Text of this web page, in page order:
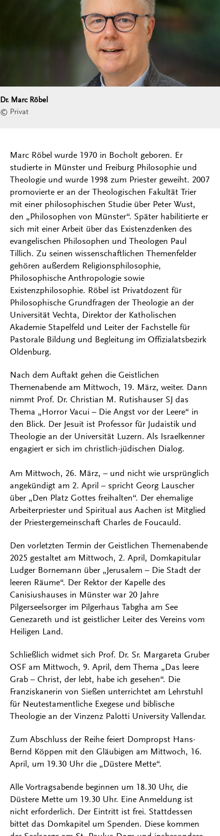
Dr. Marc Röbel
© Privat
Marc Röbel wurde 1970 in Bocholt geboren. Er
studierte in Münster und Freiburg Philosophie und
Theologie und wurde 1998 zum Priester geweiht. 2007
promovierte er an der Theologischen Fakultät Trier
mit einer philosophischen Studie über Peter Wust,
den „Philosophen von Münster“. Später habilitierte er
sich mit einer Arbeit über das Existenzdenken des
evangelischen Philosophen und Theologen Paul
Tillich. Zu seinen wissenschaftlichen Themenfelder
gehören außerdem Religionsphilosophie,
Philosophische Anthropologie sowie
Existenzphilosophie. Röbel ist Privatdozent für
Philosophische Grundfragen der Theologie an der
Universität Vechta, Direktor der Katholischen
Akademie Stapelfeld und Leiter der Fachstelle für
Pastorale Bildung und Begleitung im Offizialatsbezirk
Oldenburg.
Nach dem Auftakt gehen die Geistlichen
Themenabende am Mittwoch, 19. März, weiter. Dann
nimmt Prof. Dr. Christian M. Rutishauser SJ das
Thema „Horror Vacui – Die Angst vor der Leere“ in
den Blick. Der Jesuit ist Professor für Judaistik und
Theologie an der Universität Luzern. Als Israelkenner
engagiert er sich im christlich-jüdischen Dialog.
Am Mittwoch, 26. März, – und nicht wie ursprünglich
angekündigt am 2. April – spricht Georg Lauscher
über „Den Platz Gottes freihalten“. Der ehemalige
Arbeiterpriester und Spiritual aus Aachen ist Mitglied
der Priestergemeinschaft Charles de Foucauld.
Den vorletzten Termin der Geistlichen Themenabende
2025 gestaltet am Mittwoch, 2. April, Domkapitular
Ludger Bornemann über „Jerusalem – Die Stadt der
leeren Räume“. Der Rektor der Kapelle des
Canisiushauses in Münster war 20 Jahre
Pilgerseelsorger im Pilgerhaus Tabgha am See
Genezareth und ist geistlicher Leiter des Vereins vom
Heiligen Land.
Schließlich widmet sich Prof. Dr. Sr. Margareta Gruber
OSF am Mittwoch, 9. April, dem Thema „Das leere
Grab – Christ, der lebt, habe ich gesehen“. Die
Franziskanerin von Sießen unterrichtet am Lehrstuhl
für Neutestamentliche Exegese und biblische
Theologie an der Vinzenz Palotti University Vallendar.
Zum Abschluss der Reihe feiert Dompropst Hans-
Bernd Köppen mit den Gläubigen am Mittwoch, 16.
April, um 19.30 Uhr die „Düstere Mette“.
Alle Vortragsabende beginnen um 18.30 Uhr, die
Düstere Mette um 19.30 Uhr. Eine Anmeldung ist
nicht erforderlich. Der Eintritt ist frei. Stattdessen
bittet das Domkapitel um Spenden. Diese kommen